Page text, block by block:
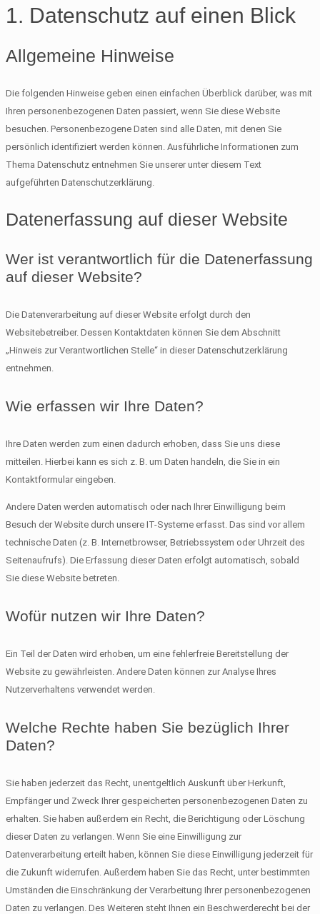
1. Datenschutz auf einen Blick
Allgemeine Hinweise
Die folgenden Hinweise geben einen einfachen Überblick darüber, was mit
Ihren personenbezogenen Daten passiert, wenn Sie diese Website
besuchen. Personenbezogene Daten sind alle Daten, mit denen Sie
persönlich identifiziert werden können. Ausführliche Informationen zum
Thema Datenschutz entnehmen Sie unserer unter diesem Text
aufgeführten Datenschutzerklärung.
Datenerfassung auf dieser Website
Wer ist verantwortlich für die Datenerfassung
auf dieser Website?
Die Datenverarbeitung auf dieser Website erfolgt durch den
Websitebetreiber. Dessen Kontaktdaten können Sie dem Abschnitt
„Hinweis zur Verantwortlichen Stelle“ in dieser Datenschutzerklärung
entnehmen.
Wie erfassen wir Ihre Daten?
Ihre Daten werden zum einen dadurch erhoben, dass Sie uns diese
mitteilen. Hierbei kann es sich z. B. um Daten handeln, die Sie in ein
Kontaktformular eingeben.
Andere Daten werden automatisch oder nach Ihrer Einwilligung beim
Besuch der Website durch unsere IT-Systeme erfasst. Das sind vor allem
technische Daten (z. B. Internetbrowser, Betriebssystem oder Uhrzeit des
Seitenaufrufs). Die Erfassung dieser Daten erfolgt automatisch, sobald
Sie diese Website betreten.
Wofür nutzen wir Ihre Daten?
Ein Teil der Daten wird erhoben, um eine fehlerfreie Bereitstellung der
Website zu gewährleisten. Andere Daten können zur Analyse Ihres
Nutzerverhaltens verwendet werden.
Welche Rechte haben Sie bezüglich Ihrer
Daten?
Sie haben jederzeit das Recht, unentgeltlich Auskunft über Herkunft,
Empfänger und Zweck Ihrer gespeicherten personenbezogenen Daten zu
erhalten. Sie haben außerdem ein Recht, die Berichtigung oder Löschung
dieser Daten zu verlangen. Wenn Sie eine Einwilligung zur
Datenverarbeitung erteilt haben, können Sie diese Einwilligung jederzeit für
die Zukunft widerrufen. Außerdem haben Sie das Recht, unter bestimmten
Umständen die Einschränkung der Verarbeitung Ihrer personenbezogenen
Daten zu verlangen. Des Weiteren steht Ihnen ein Beschwerderecht bei der